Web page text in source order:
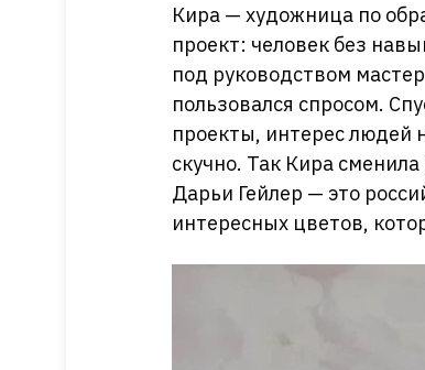
Кира — художница по
проект: человек без
под руководством
пользовался спросом.
проекты, интерес людей
скучно. Так Кира
Дарьи Гейлер — это
интересных цветов,